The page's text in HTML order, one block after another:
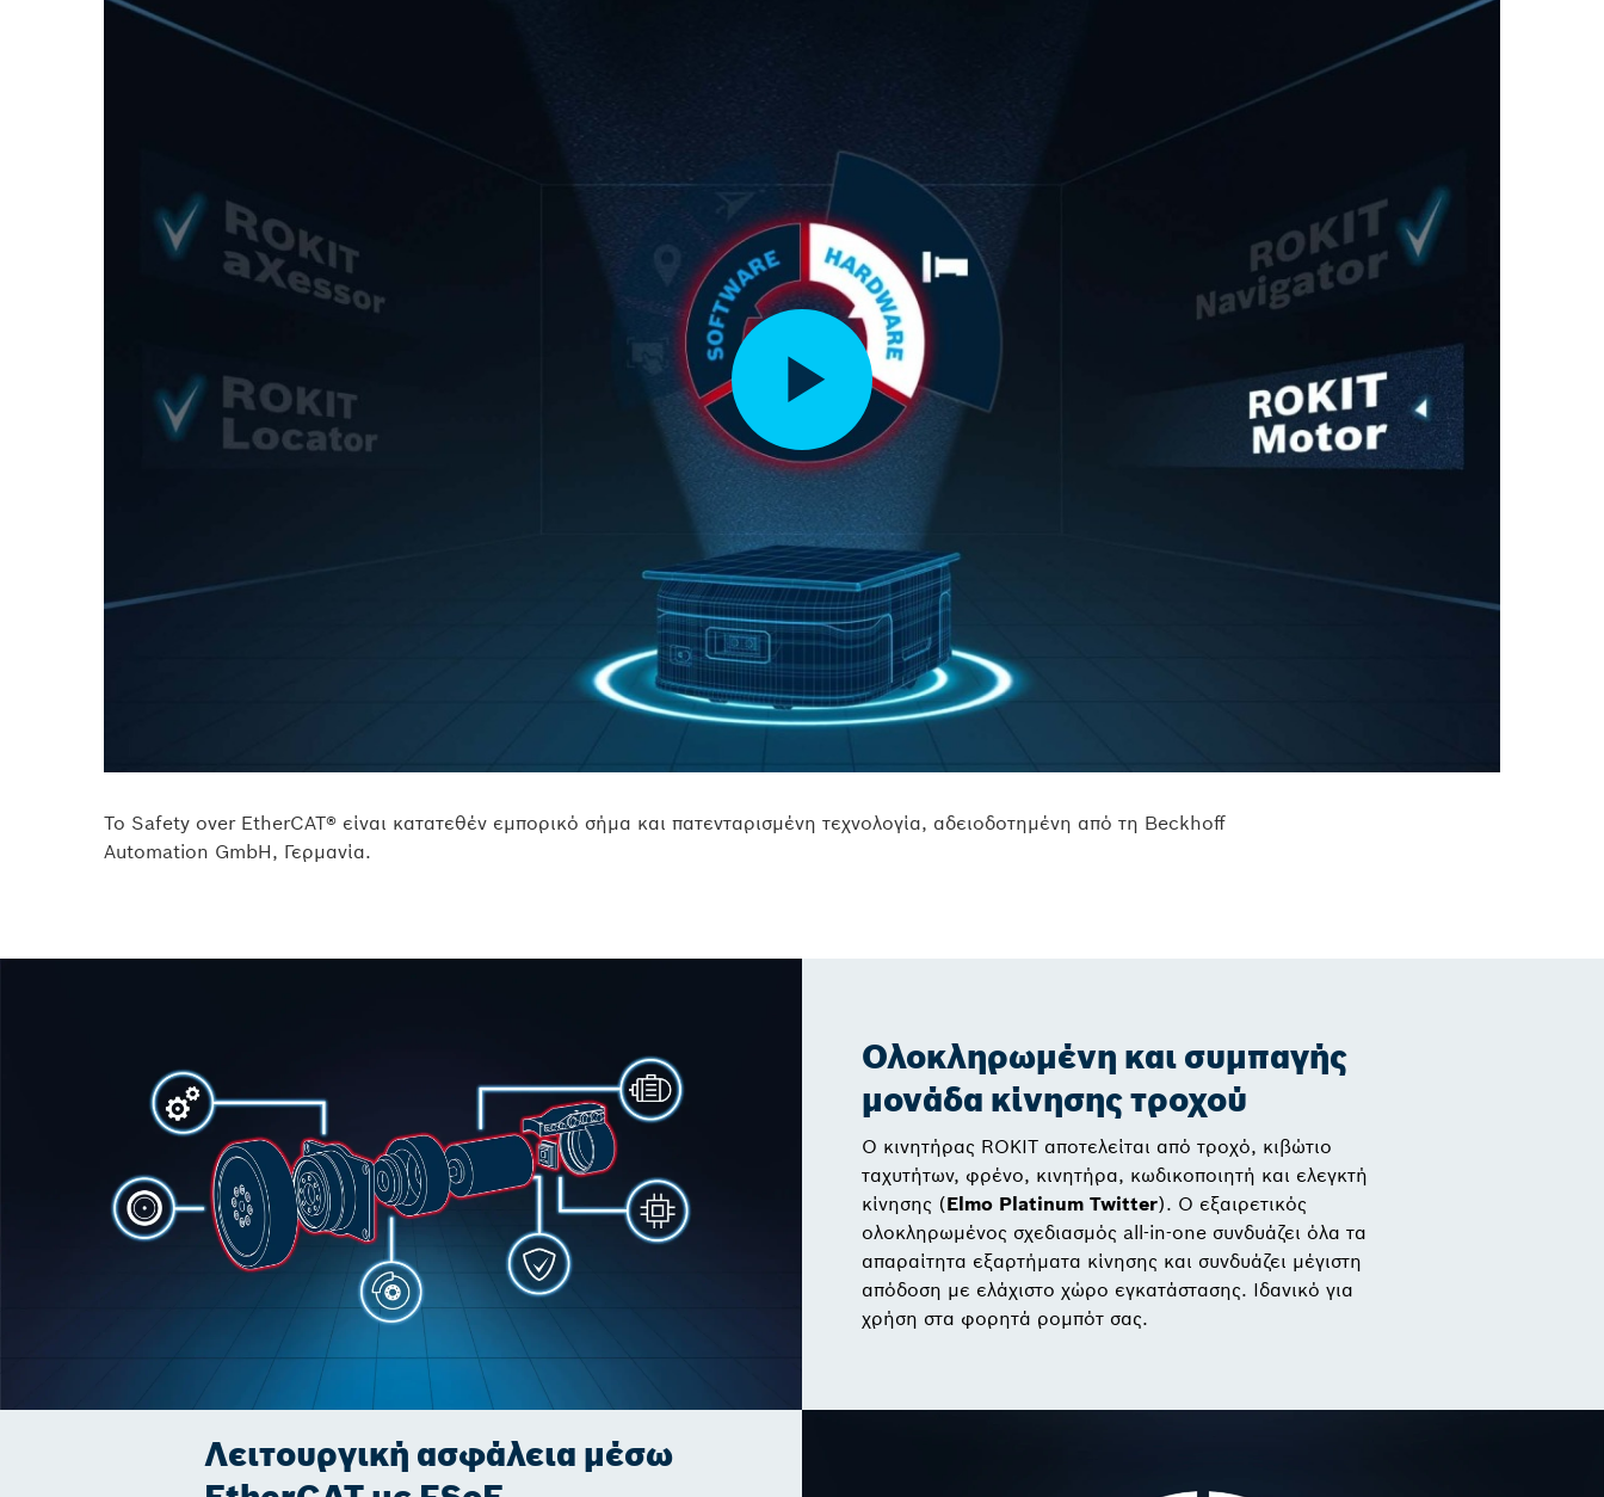
Το Safety over EtherCAT® είναι κατατεθέν εμπορικό σήμα και πατενταρισμένη τεχνολογία, αδειοδοτημένη από τη Beckhoff
Automation GmbH, Γερμανία.
Ολοκληρωμένη και συμπαγής
μονάδα κίνησης τροχού
Ο κινητήρας ROKIT αποτελείται από τροχό, κιβώτιο
ταχυτήτων, φρένο, κινητήρα, κωδικοποιητή και ελεγκτή
κίνησης (Elmo Platinum Twitter). Ο εξαιρετικός
ολοκληρωμένος σχεδιασμός all-in-one συνδυάζει όλα τα
απαραίτητα εξαρτήματα κίνησης και συνδυάζει μέγιστη
απόδοση με ελάχιστο χώρο εγκατάστασης. Ιδανικό για
χρήση στα φορητά ρομπότ σας.
Λειτουργική ασφάλεια μέσω